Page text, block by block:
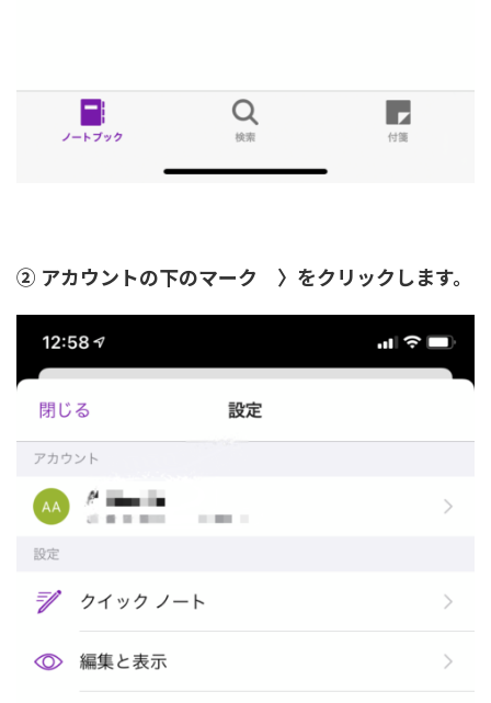
② アカウントの下のマーク 〉をクリックします。